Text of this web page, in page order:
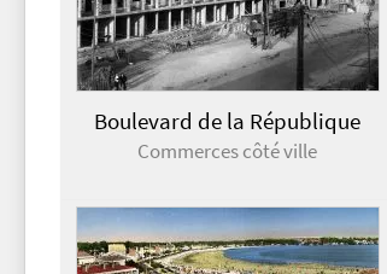
Boulevard de la République
Commerces côté ville